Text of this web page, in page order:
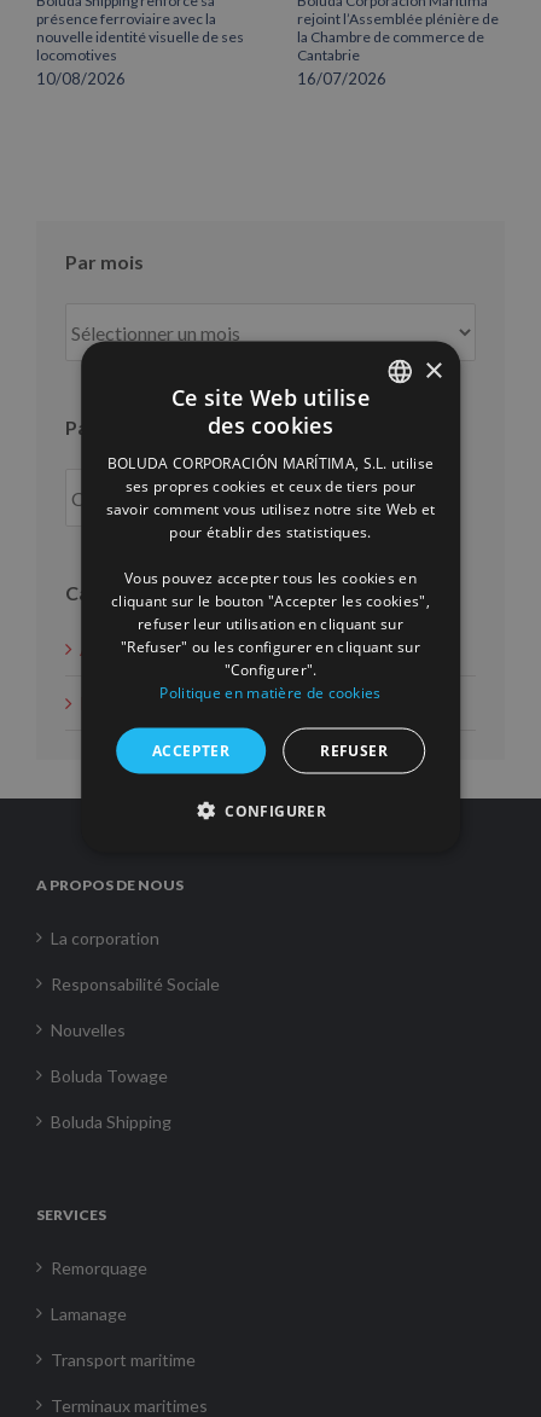
présence ferroviaire avec la
nouvelle identité visuelle de ses
locomotives
10/08/2026
rejoint l’Assemblée plénière de
la Chambre de commerce de
Cantabrie
16/07/2026
Par mois
mois
Par an
Catégories
Actions d'intérêt social
Nouvelles
A PROPOS DE NOUS
La corporation
Responsabilité Sociale
Nouvelles
Boluda Towage
Boluda Shipping
SERVICES
Remorquage
Lamanage
Transport maritime
Terminaux maritimes
ENGLISH
FRENCH
×
Ce site Web utilise
des cookies
BOLUDA CORPORACIÓN MARÍTIMA, S.L. utilise
ses propres cookies et ceux de tiers pour
savoir comment vous utilisez notre site Web et
pour établir des statistiques.
Vous pouvez accepter tous les cookies en
cliquant sur le bouton "Accepter les cookies",
refuser leur utilisation en cliquant sur
"Refuser" ou les configurer en cliquant sur
"Configurer".
Politique en matière de cookies
ACCEPTER REFUSER
CONFIGURER